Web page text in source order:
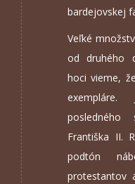
bardejovskej
Veľké
od druhého
hoci vieme,
posledného
Františka II.
podtón
protestantov